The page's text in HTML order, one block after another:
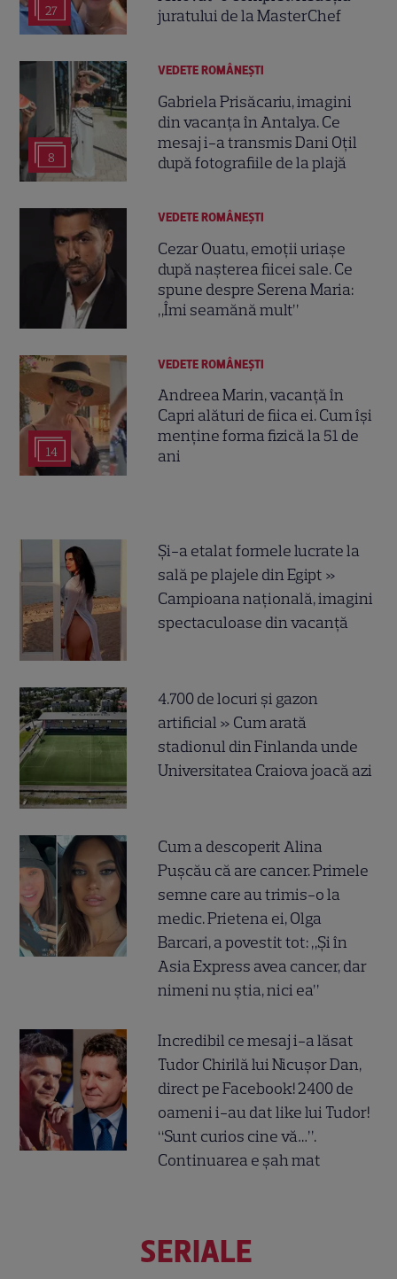
27
juratului de la MasterChef
8
VEDETE ROMÂNEŞTI
Gabriela Prisăcariu, imagini
din vacanța în Antalya. Ce
mesaj i-a transmis Dani Oțil
după fotografiile de la plajă
VEDETE ROMÂNEŞTI
Cezar Ouatu, emoții uriașe
după nașterea fiicei sale. Ce
spune despre Serena Maria:
„Îmi seamănă mult”
14
VEDETE ROMÂNEŞTI
Andreea Marin, vacanță în
Capri alături de fiica ei. Cum își
menține forma fizică la 51 de
ani
Și-a etalat formele lucrate la
sală pe plajele din Egipt »
Campioana națională, imagini
spectaculoase din vacanță
4.700 de locuri și gazon
artificial » Cum arată
stadionul din Finlanda unde
Universitatea Craiova joacă azi
Cum a descoperit Alina
Pușcău că are cancer. Primele
semne care au trimis-o la
medic. Prietena ei, Olga
Barcari, a povestit tot: „Și în
Asia Express avea cancer, dar
nimeni nu știa, nici ea”
Incredibil ce mesaj i-a lăsat
Tudor Chirilă lui Nicușor Dan,
direct pe Facebook! 2400 de
oameni i-au dat like lui Tudor!
“Sunt curios cine vă…”.
Continuarea e șah mat
SERIALE